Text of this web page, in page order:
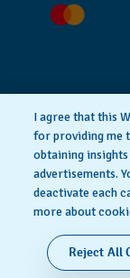
隱私權政
瑞士製
I agree that this
for providing me
obtaining
advertisements.
deactivate each
more about
Reject All